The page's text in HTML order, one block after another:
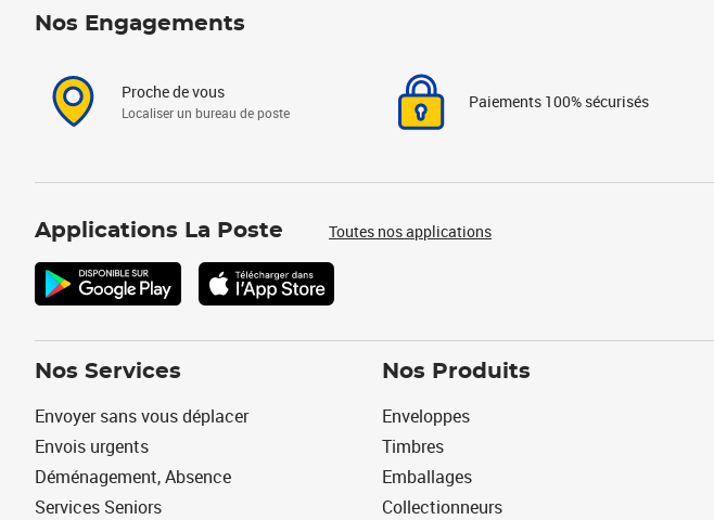
Nos Engagements
Proche de vous
Localiser un bureau de poste
Paiements 100% sécurisés
Applications La Poste Toutes nos applications
Nos Services
Envoyer sans vous déplacer
Envois urgents
Déménagement, Absence
Services Seniors
Nos Produits
Enveloppes
Timbres
Emballages
Collectionneurs